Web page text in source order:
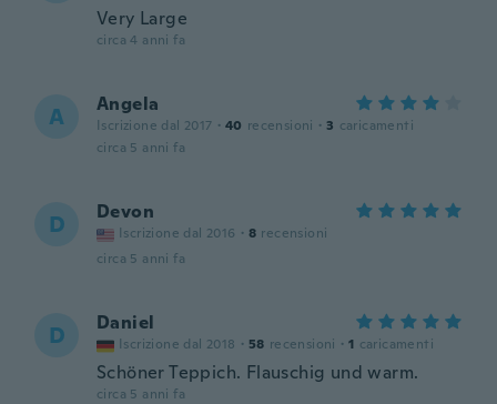
Very Large
circa 4 anni fa
A Angela
Iscrizione dal 2017 · 40 recensioni · 3 caricamenti
circa 5 anni fa
D Devon
Iscrizione dal 2016 · 8 recensioni
circa 5 anni fa
D Daniel
Iscrizione dal 2018 · 58 recensioni · 1 caricamenti
Schöner Teppich. Flauschig und warm.
circa 5 anni fa